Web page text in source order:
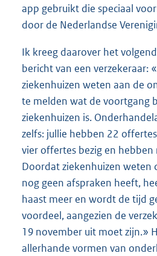
app gebruikt die speciaal
door de Nederlandse
Ik kreeg daarover het
bericht van een verzekeraar:
ziekenhuizen weten aan de
te melden wat de voortgang
ziekenhuizen is.
zelfs: jullie hebben 22
vier offertes bezig en hebben
Doordat ziekenhuizen weten
nog geen afspraken heeft,
haast meer en wordt de tijd
voordeel, aangezien de
19 november uit moet zijn.»
allerhande vormen van